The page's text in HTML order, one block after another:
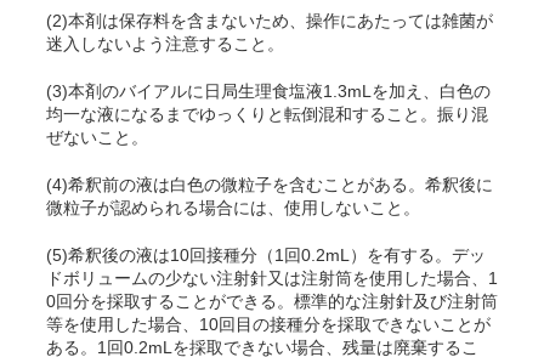
(2)本剤は保存料を含まないため、操作にあたっては雑菌が
迷入しないよう注意すること。
(3)本剤のバイアルに日局生理食塩液1.3mLを加え、白色の
均一な液になるまでゆっくりと転倒混和すること。振り混
ぜないこと。
(4)希釈前の液は白色の微粒子を含むことがある。希釈後に
微粒子が認められる場合には、使用しないこと。
(5)希釈後の液は10回接種分（1回0.2mL）を有する。デッ
ドボリュームの少ない注射針又は注射筒を使用した場合、1
0回分を採取することができる。標準的な注射針及び注射筒
等を使用した場合、10回目の接種分を採取できないことが
ある。1回0.2mLを採取できない場合、残量は廃棄するこ